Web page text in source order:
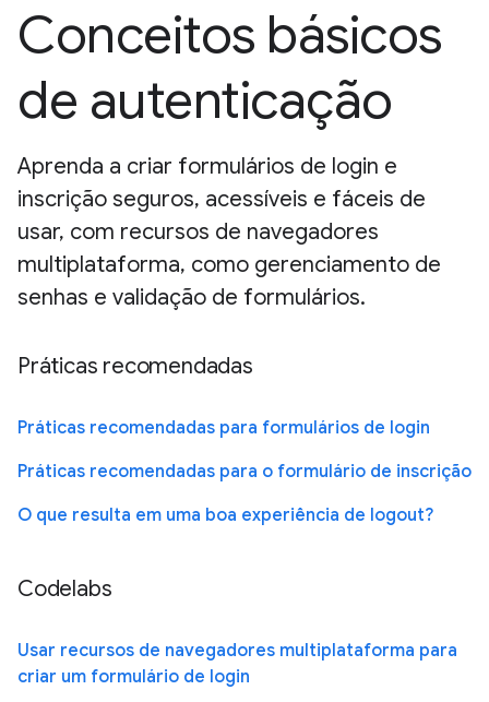
Conceitos básicos
de autenticação
Aprenda a criar formulários de login e
inscrição seguros, acessíveis e fáceis de
usar, com recursos de navegadores
multiplataforma, como gerenciamento de
senhas e validação de formulários.
Práticas recomendadas
Práticas recomendadas para formulários de login
Práticas recomendadas para o formulário de inscrição
O que resulta em uma boa experiência de logout?
Codelabs
Usar recursos de navegadores multiplataforma para
criar um formulário de login